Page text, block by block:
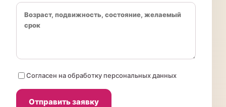
Согласен на обработку персональных данных
Отправить заявку